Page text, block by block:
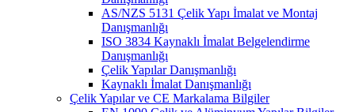
AS/NZS 5131 Çelik Yapı İmalat ve Montaj
Danışmanlığı
ISO 3834 Kaynaklı İmalat Belgelendirme
Danışmanlığı
Çelik Yapılar Danışmanlığı
Kaynaklı İmalat Danışmanlığı
Çelik Yapılar ve CE Markalama Bilgiler